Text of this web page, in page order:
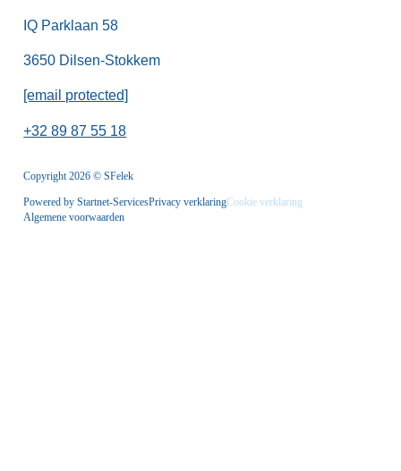
IQ Parklaan 58
3650 Dilsen-Stokkem
[email protected]
+32 89 87 55 18
Copyright 2026 © SFelek
Powered by Startnet-ServicesPrivacy verklaringCookie verklaring
Algemene voorwaarden